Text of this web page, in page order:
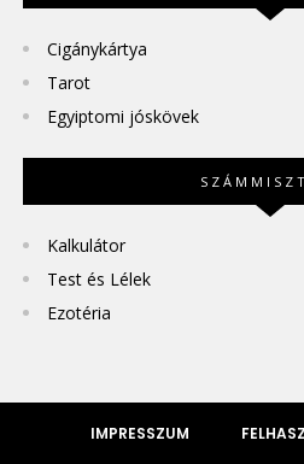
Cigánykártya
Tarot
Egyiptomi jóskövek
Kalkulátor
Test és Lélek
Ezotéria
IMPRESSZUM